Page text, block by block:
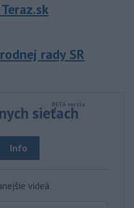
rady SR
sieťach
Info
videá